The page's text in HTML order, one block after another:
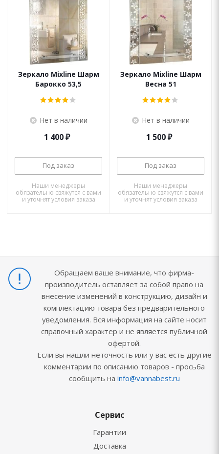
Зеркало Mixline Шарм
Барокко 53,5
Нет в наличии
1 400₽
Под заказ
Наши менеджеры
обязательно свяжутся с вами
и уточнят условия заказа
Зеркало Mixline Шарм
Весна 51
Нет в наличии
1 500₽
Под заказ
Наши менеджеры
обязательно свяжутся с вами
и уточнят условия заказа
Обращаем ваше внимание, что фирма-
производитель оставляет за собой право на
внесение изменений в конструкцию, дизайн и
комплектацию товара без предварительного
уведомления. Вся информация на сайте носит
справочный характер и не является публичной
офертой.
Если вы нашли неточность или у вас есть другие
комментарии по описанию товаров - просьба
сообщить на info@vannabest.ru
Сервис
Гарантии
Доставка